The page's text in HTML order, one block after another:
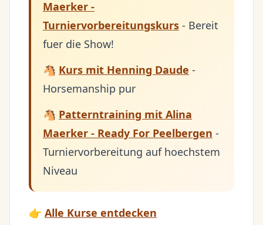
Maerker -
Turniervorbereitungskurs - Bereit
fuer die Show!
🐴 Kurs mit Henning Daude -
Horsemanship pur
🐴 Patterntraining mit Alina
Maerker - Ready For Peelbergen -
Turniervorbereitung auf hoechstem
Niveau
👉 Alle Kurse entdecken